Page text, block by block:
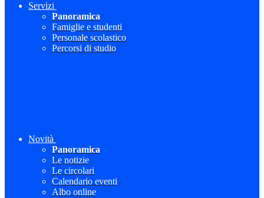
Servizi
Panoramica
Famiglie e studenti
Personale scolastico
Percorsi di studio
Novità
Panoramica
Le notizie
Le circolari
Calendario eventi
Albo online